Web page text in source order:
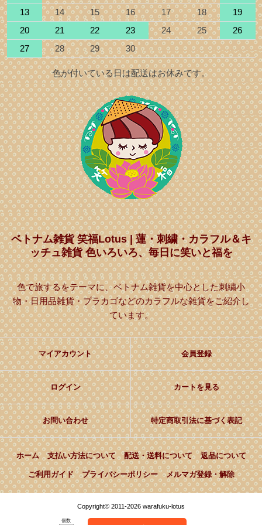
個数
13
14 15 16 17 18
19
20
21 22 23 24 25
26
27
28 29 30
色が付いている日は配送はお休みです。
ベトナム雑貨 笑福Lotus | 蓮・刺繍・カラフル＆キ
ッチュ雑貨 色いろいろ、毎日に笑いと福を
色で旅するをテーマに、ベトナム雑貨を中心とした刺繍小
物・日用品雑貨・プラカゴなどのカラフルな雑貨をご紹介し
ています。
マイアカウント 会員登録
ログイン カートを見る
お問い合わせ 特定商取引法に基づく表記
ホーム 支払い方法について 配送・送料について 返品について
ご利用ガイド プライバシーポリシー メルマガ登録・解除
Copyright© 2011-2026 warafuku-lotus